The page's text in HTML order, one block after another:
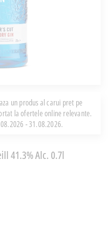
un produs al carui pret pe
la ofertele online relevante.
- 31.08.2026.
41.3% Alc. 0.7l